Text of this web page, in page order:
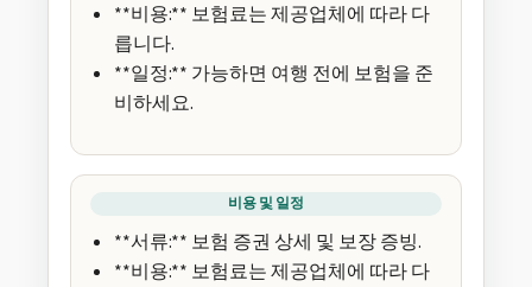
**비용:** 보험료는 제공업체에 따라 다
릅니다.
**일정:** 가능하면 여행 전에 보험을 준
비하세요.
비용 및 일정
**서류:** 보험 증권 상세 및 보장 증빙.
**비용:** 보험료는 제공업체에 따라 다